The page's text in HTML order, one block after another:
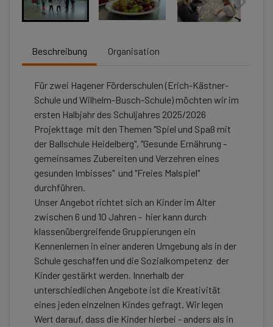
Beschreibung Organisation
Für zwei Hagener Förderschulen (Erich-Kästner-
Schule und Wilhelm-Busch-Schule) möchten wir im
ersten Halbjahr des Schuljahres 2025/2026
Projekttage mit den Themen "Spiel und Spaß mit
der Ballschule Heidelberg", "Gesunde Ernährung -
gemeinsames Zubereiten und Verzehren eines
gesunden Imbisses" und "Freies Malspiel"
durchführen.
Unser Angebot richtet sich an Kinder im Alter
zwischen 6 und 10 Jahren - hier kann durch
klassenübergreifende Gruppierungen ein
Kennenlernen in einer anderen Umgebung als in der
Schule geschaffen und die Sozialkompetenz der
Kinder gestärkt werden. Innerhalb der
unterschiedlichen Angebote ist die Kreativität
eines jeden einzelnen Kindes gefragt. Wir legen
Wert darauf, dass die Kinder hierbei - anders als in